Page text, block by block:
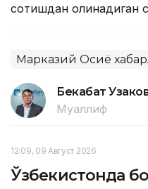
сотишдан олинадиган
Марказий Осиё
Бекабат
Муаллиф
12:09, 09 Август 2026
Ўзбекистонда